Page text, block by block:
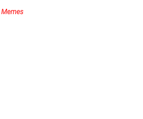
Game of Thrones Memes‏